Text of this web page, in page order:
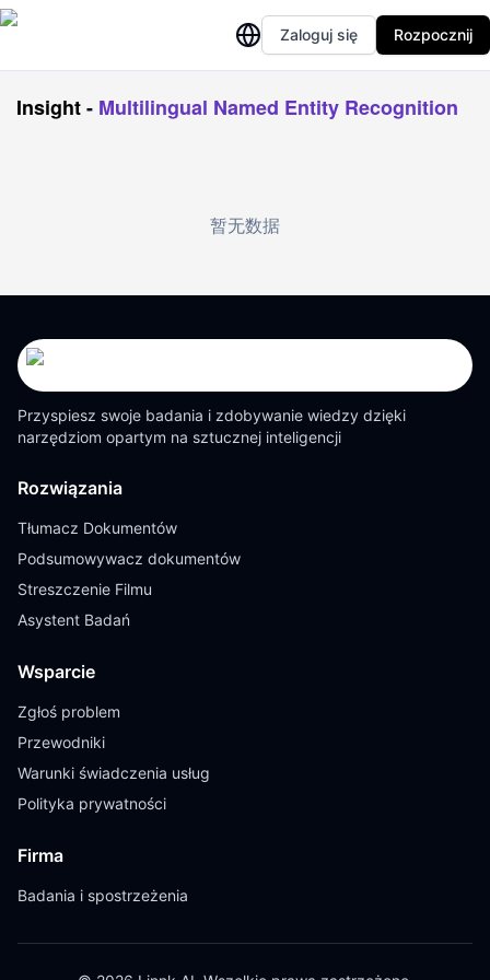
Zaloguj się Rozpocznij
Insight- Multilingual Named Entity Recognition
暂无数据
Przyspiesz swoje badania i zdobywanie wiedzy dzięki
narzędziom opartym na sztucznej inteligencji
Rozwiązania
Tłumacz Dokumentów
Podsumowywacz dokumentów
Streszczenie Filmu
Asystent Badań
Wsparcie
Zgłoś problem
Przewodniki
Warunki świadczenia usług
Polityka prywatności
Firma
Badania i spostrzeżenia